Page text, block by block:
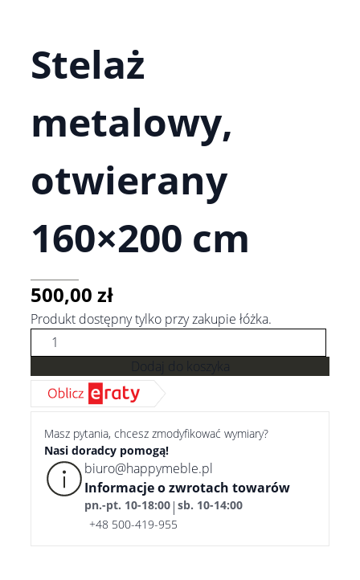
Stelaż
metalowy,
otwierany
160×200 cm
500,00zł
Produkt dostępny tylko przy zakupie łóżka.
ilość
Stelaż
metalowy,
otwierany
cm
Dodaj do koszyka
Masz pytania, chcesz zmodyfikować wymiary?
Nasi doradcy pomogą!
biuro@happymeble.pl
Informacje o zwrotach towarów
pn.-pt. 10-18:00 |sb. 10-14:00
+48 500-419-955